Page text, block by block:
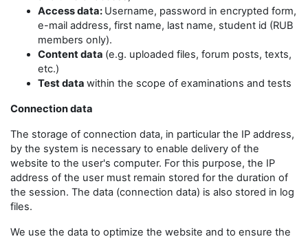
Access data: Username, password in encrypted form,
e-mail address, first name, last name, student id (RUB
members only).
Content data (e.g. uploaded files, forum posts, texts,
etc.)
Test data within the scope of examinations and tests
Connection data
The storage of connection data, in particular the IP address,
by the system is necessary to enable delivery of the
website to the user's computer. For this purpose, the IP
address of the user must remain stored for the duration of
the session. The data (connection data) is also stored in log
files.
We use the data to optimize the website and to ensure the